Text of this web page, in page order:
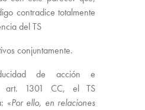
contradice totalmente
del TS
conjuntamente.
de acción e
art. 1301 CC, el TS
«Por ello, en relaciones